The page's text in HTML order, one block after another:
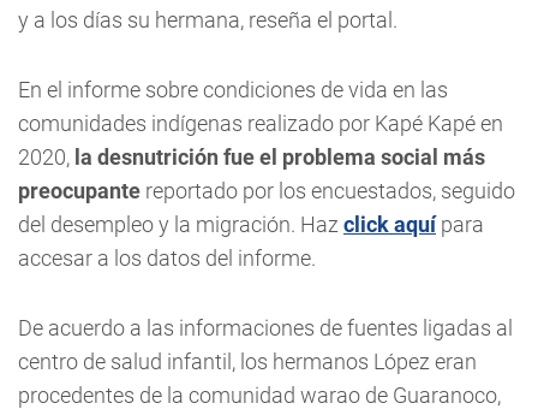
y a los días su hermana, reseña el portal.
En el informe sobre condiciones de vida en las
comunidades indígenas realizado por Kapé Kapé en
2020, la desnutrición fue el problema social más
preocupante reportado por los encuestados, seguido
del desempleo y la migración. Haz click aquípara
accesar a los datos del informe.
De acuerdo a las informaciones de fuentes ligadas al
centro de salud infantil, los hermanos López eran
procedentes de la comunidad warao de Guaranoco,